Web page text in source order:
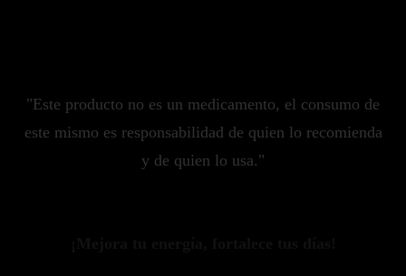
"Este producto no es un medicamento, el consumo de
este mismo es responsabilidad de quien lo recomienda
y de quien lo usa."